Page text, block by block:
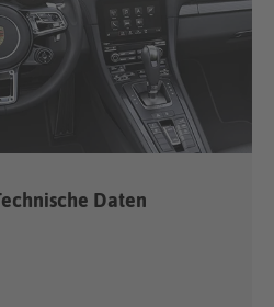
Daten